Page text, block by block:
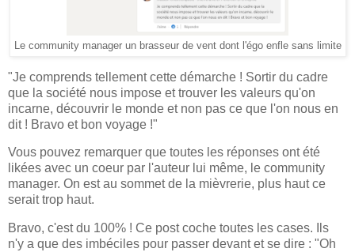
Le community manager un brasseur de vent dont l'égo enfle sans limite
"Je comprends tellement cette démarche ! Sortir du cadre
que la société nous impose et trouver les valeurs qu'on
incarne, découvrir le monde et non pas ce que l'on nous en
dit ! Bravo et bon voyage !"
Vous pouvez remarquer que toutes les réponses ont été
likées avec un coeur par l'auteur lui même, le community
manager. On est au sommet de la mièvrerie, plus haut ce
serait trop haut.
Bravo, c'est du 100% ! Ce post coche toutes les cases. Ils
n'y a que des imbéciles pour passer devant et se dire : "Oh